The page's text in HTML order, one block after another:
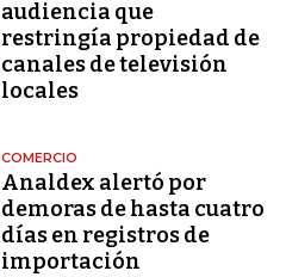
audiencia que
restringía propiedad de
canales de televisión
locales
COMERCIO
Analdex alertó por
demoras de hasta cuatro
días en registros de
importación